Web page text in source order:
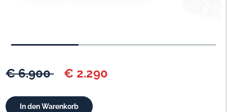
€ 6.900 € 2.290